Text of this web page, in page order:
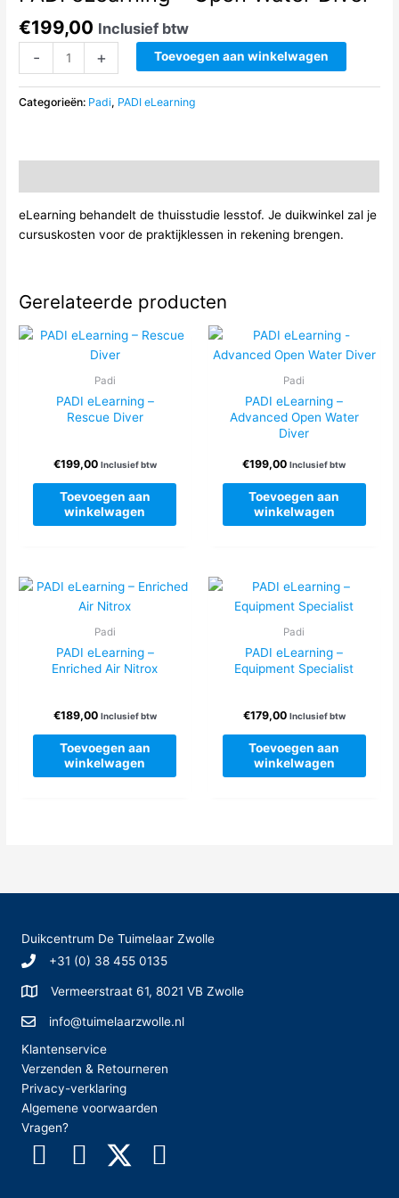
€199,00 Inclusief btw
-
eLearning
–
Open
+ Toevoegen aan winkelwagen
Categorieën: Padi, PADI eLearning
eLearning behandelt de thuisstudie lesstof. Je duikwinkel zal je
cursuskosten voor de praktijklessen in rekening brengen.
Gerelateerde producten
Padi
PADI eLearning –
Rescue Diver
€199,00 Inclusief btw
Toevoegen aan
winkelwagen
Padi
PADI eLearning –
Advanced Open Water
Diver
€199,00 Inclusief btw
Toevoegen aan
winkelwagen
Padi
PADI eLearning –
Enriched Air Nitrox
€189,00 Inclusief btw
Toevoegen aan
winkelwagen
Padi
PADI eLearning –
Equipment Specialist
€179,00 Inclusief btw
Toevoegen aan
winkelwagen
Duikcentrum De Tuimelaar Zwolle
+31 (0) 38 455 0135
Vermeerstraat 61, 8021 VB Zwolle
info@tuimelaarzwolle.nl
Klantenservice
Verzenden & Retourneren
Privacy-verklaring
Algemene voorwaarden
Vragen?